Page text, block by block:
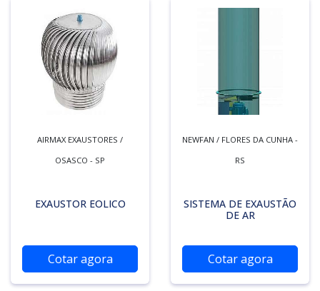
AIRMAX EXAUSTORES /
OSASCO - SP
EXAUSTOR EOLICO
Cotar agora
NEWFAN / FLORES DA CUNHA -
RS
SISTEMA DE EXAUSTÃO
DE AR
Cotar agora